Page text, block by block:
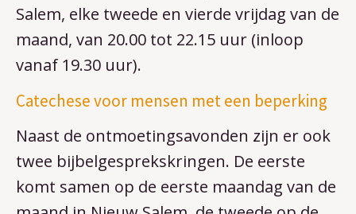
Salem, elke tweede en vierde vrijdag van de
maand, van 20.00 tot 22.15 uur (inloop
vanaf 19.30 uur).
Catechese voor mensen met een beperking
Naast de ontmoetingsavonden zijn er ook
twee bijbelgesprekskringen. De eerste
komt samen op de eerste maandag van de